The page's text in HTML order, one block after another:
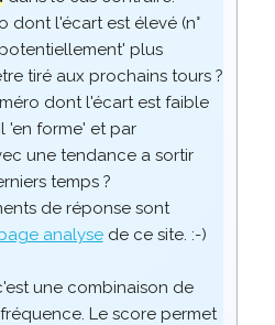
dont l'écart est élevé (n°
plus
tiré aux prochains tours ?
dont l'écart est faible
'en forme' et par
une tendance a sortir
temps ?
de réponse sont
analysede ce site. :-)
une combinaison de
Le score permet